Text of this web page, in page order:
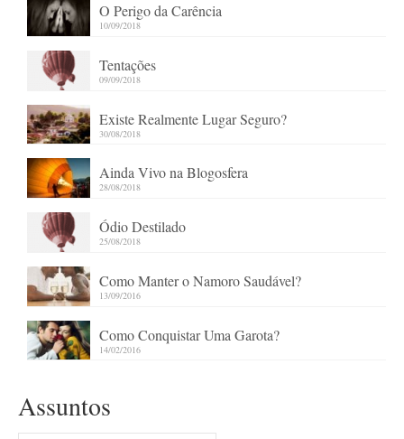
O Perigo da Carência
10/09/2018
Tentações
09/09/2018
Existe Realmente Lugar Seguro?
30/08/2018
Ainda Vivo na Blogosfera
28/08/2018
Ódio Destilado
25/08/2018
Como Manter o Namoro Saudável?
13/09/2016
Como Conquistar Uma Garota?
14/02/2016
Assuntos